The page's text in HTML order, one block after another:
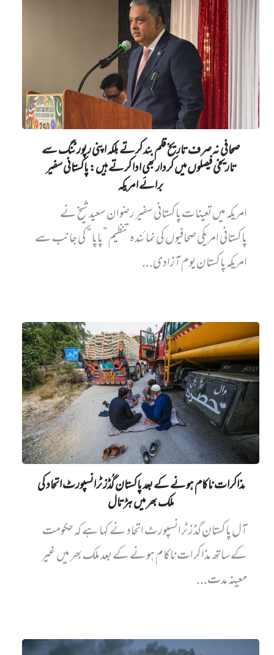
صحافی نہ صرف تاریخ قلم بند کرتے بلکہ اپنی رپورٹنگ سے
تاریخی فیصلوں میں کردار بھی ادا کرتے ہیں: پاکستانی سفیر
برائے امریکہ
امریکہ میں تعینات پاکستانی سفیر رضوان سعید شیخ نے
پاکستانی امریکی صحافیوں کی نمائندہ تنظیم ”پاپا“ کی جانب سے
امریکہ پاکستان یوم آزادی...
مذاکرات ناکام ہونے کے بعد پاکستان گُڈز ٹرانسپورٹ اتحاد کی
ملک بھر میں ہڑتال
آل پاکستان گڈز ٹرانسپورٹ اتحاد نے کہا ہے کہ حکومت
کے ساتھ مذاکرات ناکام ہونے کے بعد ملک بھر میں غیر
معینہ مدت...